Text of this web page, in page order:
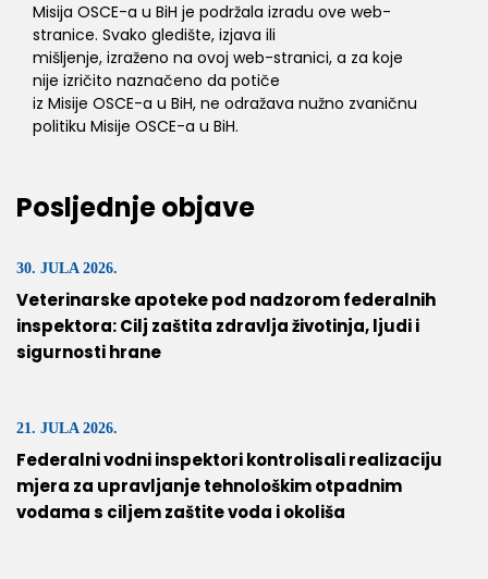
Misija OSCE-a u BiH je podržala izradu ove web-
stranice. Svako gledište, izjava ili
mišljenje, izraženo na ovoj web-stranici, a za koje
nije izričito naznačeno da potiče
iz Misije OSCE-a u BiH, ne odražava nužno zvaničnu
politiku Misije OSCE-a u BiH.
Posljednje objave
30. JULA 2026.
Veterinarske apoteke pod nadzorom federalnih
inspektora: Cilj zaštita zdravlja životinja, ljudi i
sigurnosti hrane
21. JULA 2026.
Federalni vodni inspektori kontrolisali realizaciju
mjera za upravljanje tehnološkim otpadnim
vodama s ciljem zaštite voda i okoliša